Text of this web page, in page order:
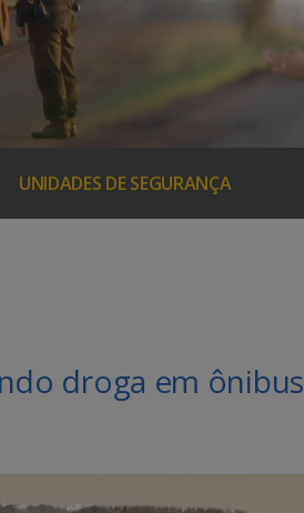
UNIDADES DE SEGURANÇA
droga em ônibus